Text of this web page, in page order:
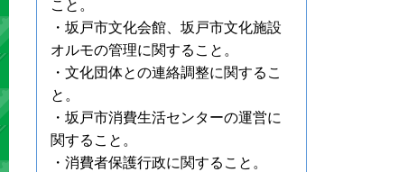
こと。
・坂戸市文化会館、坂戸市文化施設
オルモの管理に関すること。
・文化団体との連絡調整に関するこ
と。
・坂戸市消費生活センターの運営に
関すること。
・消費者保護行政に関すること。